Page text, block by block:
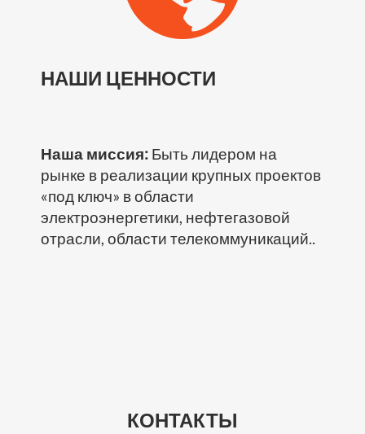
НАШИ ЦЕННОСТИ
Наша миссия: Быть лидером на
рынке в реализации крупных проектов
«под ключ» в области
электроэнергетики, нефтегазовой
отрасли, области телекоммуникаций..
КОНТАКТЫ